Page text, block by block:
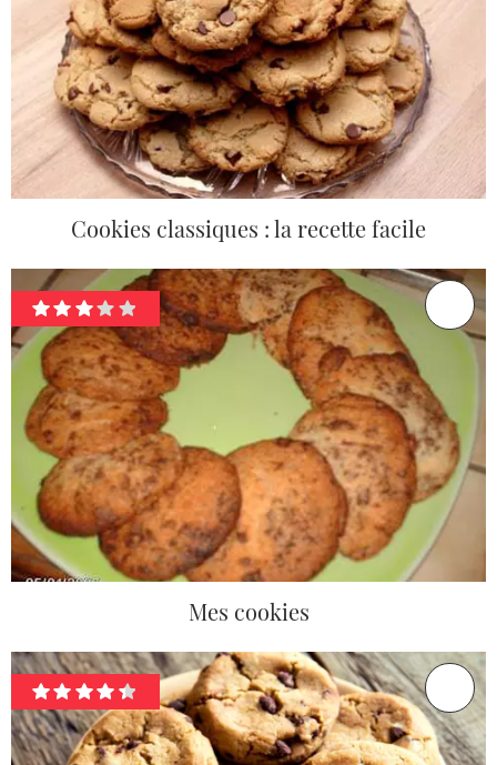
Cookies classiques : la recette facile
Mes cookies